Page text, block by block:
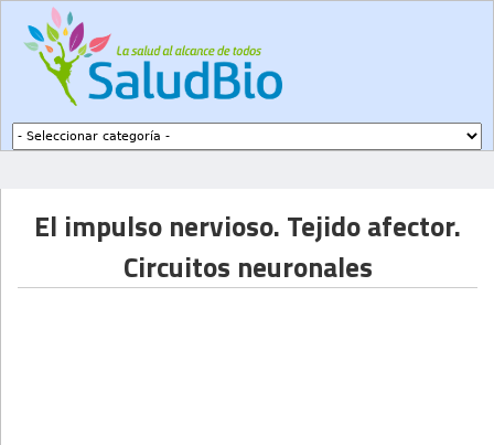
El impulso nervioso. Tejido afector.
Circuitos neuronales